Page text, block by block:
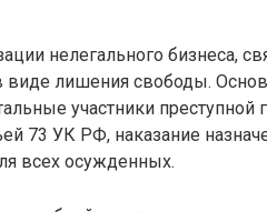
нелегального бизнеса,
виде лишения свободы.
участники преступной
73 УК РФ, наказание
всех осужденных.